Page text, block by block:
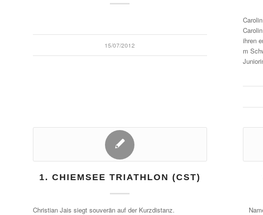
15/07/2012
ihren
m
1. CHIEMSEE TRIATHLON (CST)
Christian Jais siegt souverän auf der Kurzdistanz.